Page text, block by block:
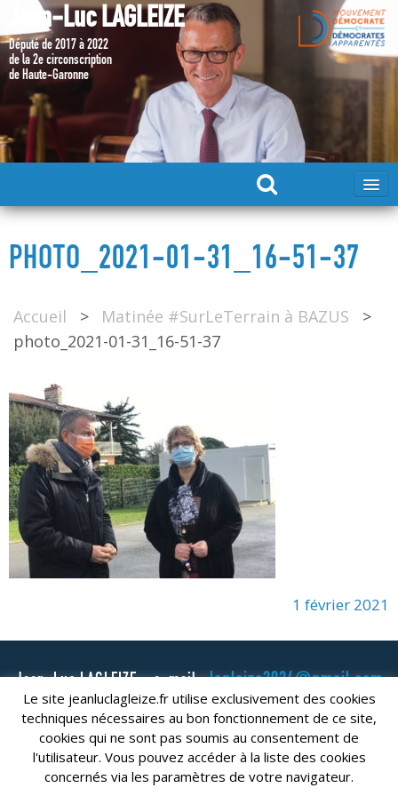
Jean-Luc LAGLEIZE
Député de 2017 à 2022
de la 2e circonscription
de Haute-Garonne
MA CANDIDATURE 2024
DÉPUTÉ 2017 – 2022
MES ACTIONS 2017 – 2022
PHOTO_2021-01-31_16-51-37
Accueil > Matinée #SurLeTerrain à BAZUS
>
photo_2021-01-31_16-51-37
1 février 2021
Jean-Luc LAGLEIZE - e-mail :lagleize2024@gmail.com
Mentions Légales- Copyright © 2024. Tous droits réservés.
Le site jeanluclagleize.fr utilise exclusivement des cookies
techniques nécessaires au bon fonctionnement de ce site,
cookies qui ne sont pas soumis au consentement de
l'utilisateur. Vous pouvez accéder à la liste des cookies
concernés via les paramètres de votre navigateur.